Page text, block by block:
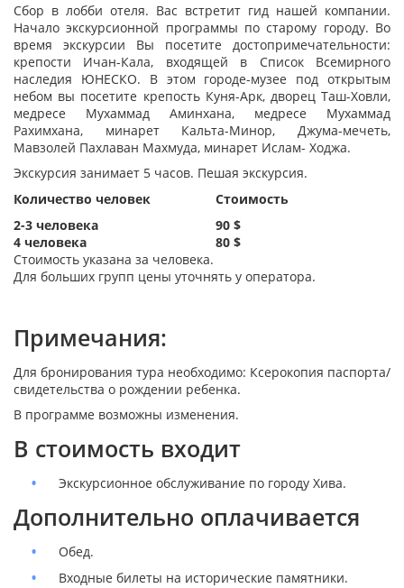
Сбор в лобби отеля. Вас встретит гид нашей компании.
Начало экскурсионной программы по старому городу. Во
время экскурсии Вы посетите достопримечательности:
крепости Ичан-Кала, входящей в Список Всемирного
наследия ЮНЕСКО. В этом городе-музее под открытым
небом вы посетите крепость Куня-Арк, дворец Таш-Ховли,
медресе Мухаммад Аминхана, медресе Мухаммад
Рахимхана, минарет Кальта-Минор, Джума-мечеть,
Мавзолей Пахлаван Махмуда, минарет Ислам- Ходжа.
Экскурсия занимает 5 часов. Пешая экскурсия.
Количество человек
Стоимость
2-3 человека
90 $
4 человека
80 $
Стоимость указана за человека.
Для больших групп цены уточнять у оператора.
Примечания:
Для бронирования тура необходимо: Ксерокопия паспорта/
свидетельства о рождении ребенка.
В программе возможны изменения.
В стоимость входит
Экскурсионное обслуживание по городу Хива.
Дополнительно оплачивается
Обед.
Входные билеты на исторические памятники.